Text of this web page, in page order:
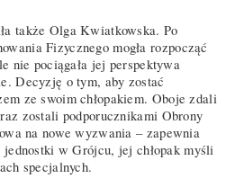
także Olga Kwiatkowska. Po
Fizycznego mogła rozpocząć
nie pociągała jej perspektywa
Decyzję o tym, aby zostać
ze swoim chłopakiem. Oboje zdali
zostali podporucznikami Obrony
na nowe wyzwania – zapewnia
jednostki w Grójcu, jej chłopak myśli
specjalnych.